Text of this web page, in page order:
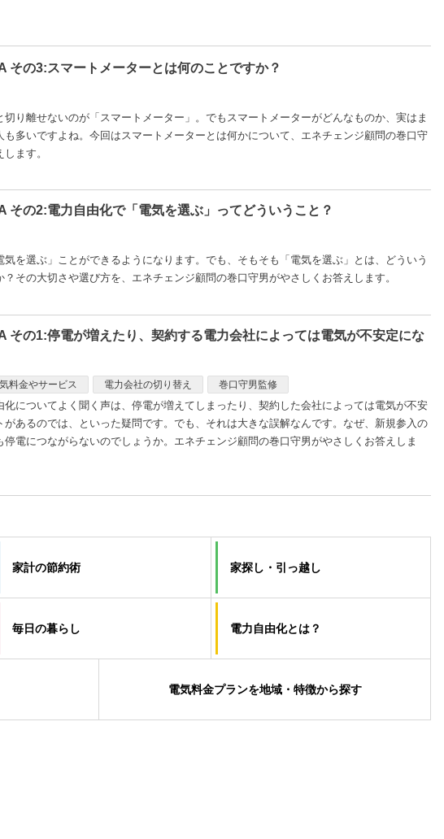
その3:スマートメーターとは何のことですか？
切り離せないのが「スマートメーター」。でもスマートメーターがどんなものか、実はま
も多いですよね。今回はスマートメーターとは何かについて、エネチェンジ顧問の巻口守
ます。
その2:電力自由化で「電気を選ぶ」ってどういうこと？
気を選ぶ」ことができるようになります。でも、そもそも「電気を選ぶ」とは、どういう
？その大切さや選び方を、エネチェンジ顧問の巻口守男がやさしくお答えします。
その1:停電が増えたり、契約する電力会社によっては電気が不安定にな
料金やサービス 電力会社の切り替え 巻口守男監修
化についてよく聞く声は、停電が増えてしまったり、契約した会社によっては電気が不安
があるのでは、といった疑問です。でも、それは大きな誤解なんです。なぜ、新規参入の
停電につながらないのでしょうか。エネチェンジ顧問の巻口守男がやさしくお答えしま
家計の節約術 家探し・引っ越し
毎日の暮らし 電力自由化とは？
電気料金プランを地域・特徴から探す